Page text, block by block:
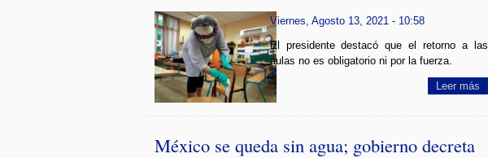
Viernes, Agosto 13, 2021 - 10:58
El presidente destacó que el retorno a las
aulas no es obligatorio ni por la fuerza.
Leer más
México se queda sin agua; gobierno decreta